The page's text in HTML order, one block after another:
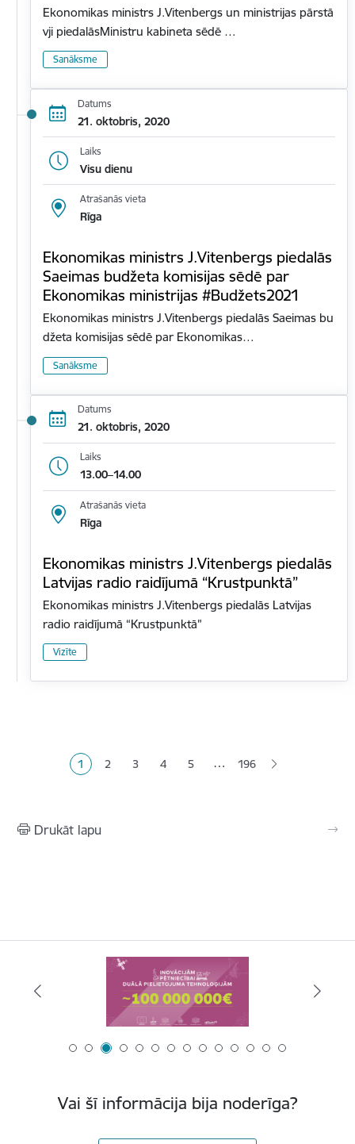
Ekonomikas ministrs J.Vitenbergs un ministrijas pārstā
vji piedalāsMinistru kabineta sēdē …
Sanāksme
Datums
21. oktobris, 2020
Laiks
Visu dienu
Atrašanās vieta
Rīga
Ekonomikas ministrs J.Vitenbergs piedalās
Saeimas budžeta komisijas sēdē par
Ekonomikas ministrijas #Budžets2021
Ekonomikas ministrs J.Vitenbergs piedalās Saeimas bu
džeta komisijas sēdē par Ekonomikas…
Sanāksme
Datums
21. oktobris, 2020
Laiks
13.00–14.00
Atrašanās vieta
Rīga
Ekonomikas ministrs J.Vitenbergs piedalās
Latvijas radio raidījumā “Krustpunktā”
Ekonomikas ministrs J.Vitenbergs piedalās Latvijas
radio raidījumā “Krustpunktā”
Vizīte
Pašreizējā lapa
1 Lapa
2 Lapa
3 Lapa
4 Lapa
5 … 196
Drukāt lapu
Vai šī informācija bija noderīga?